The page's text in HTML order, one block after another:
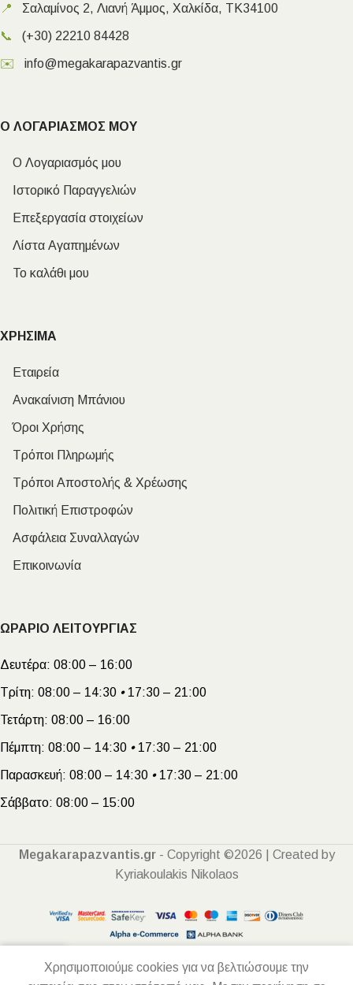
📍 Σαλαμίνος 2, Λιανή Άμμος, Χαλκίδα, ΤΚ34100
📞 (+30) 22210 84428
✉️ info@megakarapazvantis.gr
Ο ΛΟΓΑΡΙΑΣΜΟΣ ΜΟΥ
Ο Λογαριασμός μου
Ιστορικό Παραγγελιών
Επεξεργασία στοιχείων
Λίστα Αγαπημένων
Το καλάθι μου
ΧΡΗΣΙΜΑ
Εταιρεία
Ανακαίνιση Μπάνιου
Όροι Χρήσης
Τρόποι Πληρωμής
Τρόποι Αποστολής & Χρέωσης
Πολιτική Επιστροφών
Ασφάλεια Συναλλαγών
Επικοινωνία
ΩΡΑΡΙΟ ΛΕΙΤΟΥΡΓΙΑΣ
Δευτέρα: 08:00 – 16:00
Τρίτη: 08:00 – 14:30 •17:30 – 21:00
Τετάρτη: 08:00 – 16:00
Πέμπτη: 08:00 – 14:30 •17:30 – 21:00
Παρασκευή: 08:00 – 14:30 •17:30 – 21:00
Σάββατο: 08:00 – 15:00
Megakarapazvantis.gr- Copyright ©2026 | Created by
Kyriakoulakis Nikolaos
Ο λογαριασμός μου
Χρησιμοποιούμε cookies για να βελτιώσουμε την